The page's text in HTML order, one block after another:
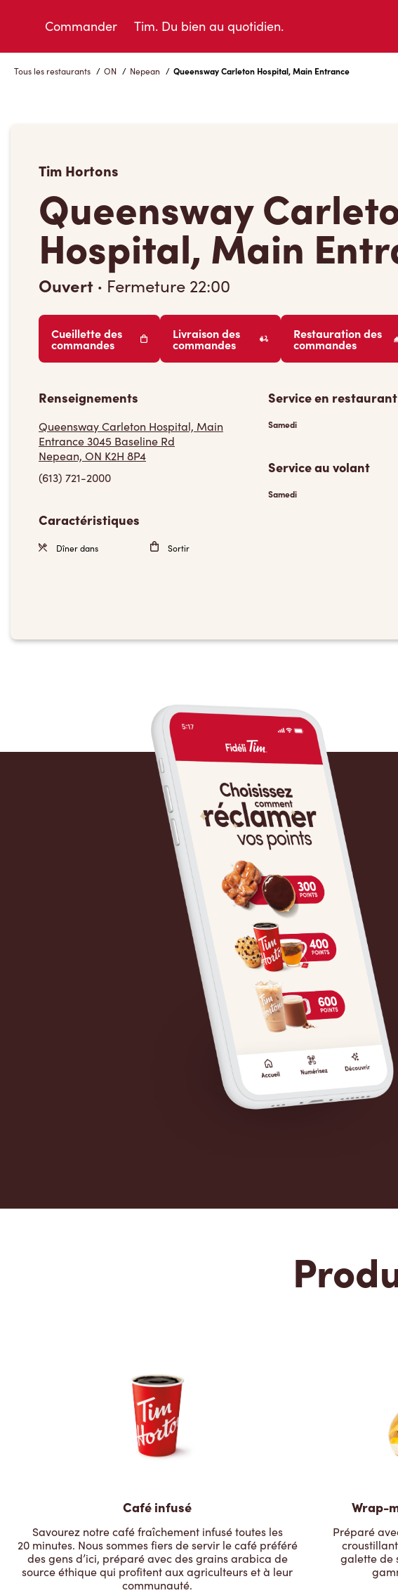
Commander Tim. Du bien au quotidien.
Tous les restaurants / ON / Nepean / Queensway Carleton Hospital, Main Entrance
Tim Hortons
Queensway
Hospital, Main
Ouvert · Fermeture 22:00
Cueillette des
commandes
Livraison des
commandes
Restauration des
commandes
Renseignements
Queensway Carleton Hospital, Main
Entrance 3045 Baseline Rd
Nepean, ON K2H 8P4
(613) 721-2000
Caractéristiques
Dîner dans Sortir
Service en restaurant
Samedi
Service au volant
Samedi
Café infusé
Savourez notre café fraîchement infusé toutes les
20 minutes. Nous sommes fiers de servir le café préféré
des gens d’ici, préparé avec des grains arabica de
source éthique qui profitent aux agriculteurs et à leur
communauté.
Wrap-
Préparé
galette de